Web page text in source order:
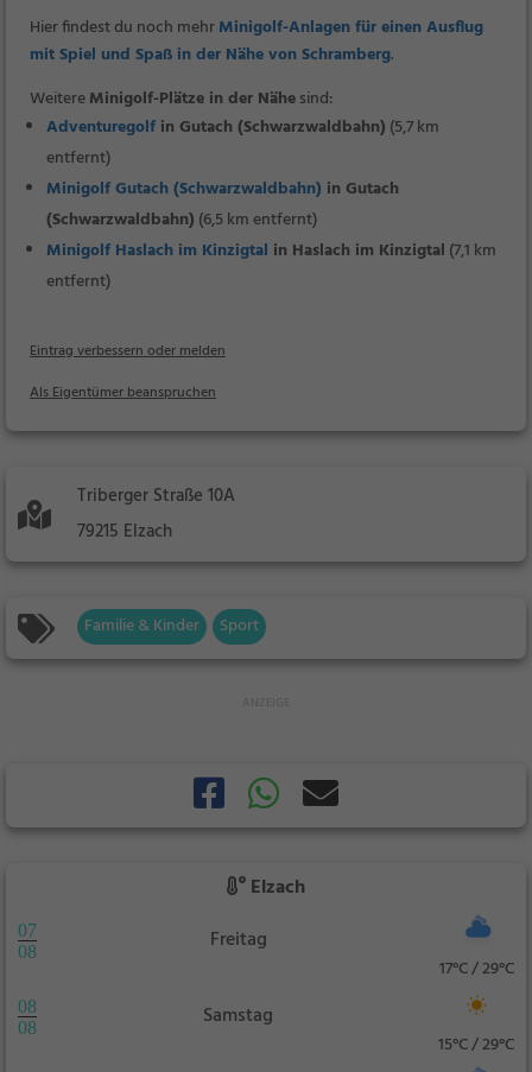
Hier findest du noch mehrMinigolf-Anlagen für einen Ausflug
mit Spiel und Spaß in der Nähe von Schramberg.
WeitereMinigolf-Plätze in der Nähesind:
Adventuregolf in Gutach (Schwarzwaldbahn) (5,7 km
entfernt)
Minigolf Gutach (Schwarzwaldbahn) in Gutach
(Schwarzwaldbahn) (6,5 km entfernt)
Minigolf Haslach im Kinzigtal in Haslach im Kinzigtal (7,1 km
entfernt)
Eintrag verbessern oder melden
Als Eigentümer beanspruchen
Triberger Straße 10A
79215 Elzach
Familie & Kinder Sport
Elzach
07
08
Freitag
17°C / 29°C
08
08
Samstag
15°C / 29°C